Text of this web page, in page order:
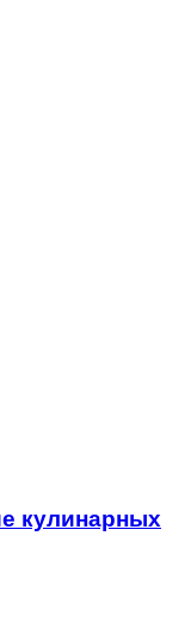
кулинарных